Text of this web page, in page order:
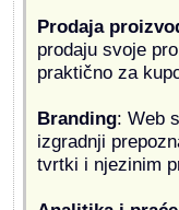
Prodaja
prodaju svoje
praktično za
Branding: Web
izgradnji
tvrtki i njezinim